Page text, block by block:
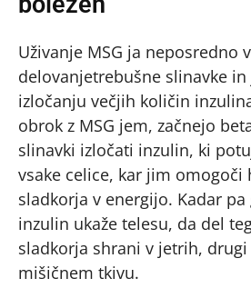
Uživanje MSG ja neposredno
delovanjetrebušne slinavke
izločanju večjih količin
obrok z MSG jem, začnejo
slinavki izločati inzulin, ki
vsake celice, kar jim
sladkorja v energijo. Kadar pa
inzulin ukaže telesu, da del
sladkorja shrani v jetrih,
mišičnem tkivu.